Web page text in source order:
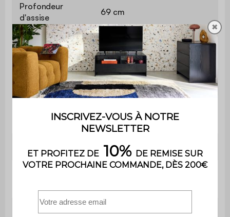
Profondeur
d'assise
69 cm
Confort de
l'assise
Ferme
Convertible Non
Usage domestique
uniquement
2 ans
Poids 33 kg
✖